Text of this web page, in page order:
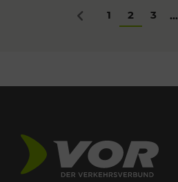
Zurück
1 2 3 ...